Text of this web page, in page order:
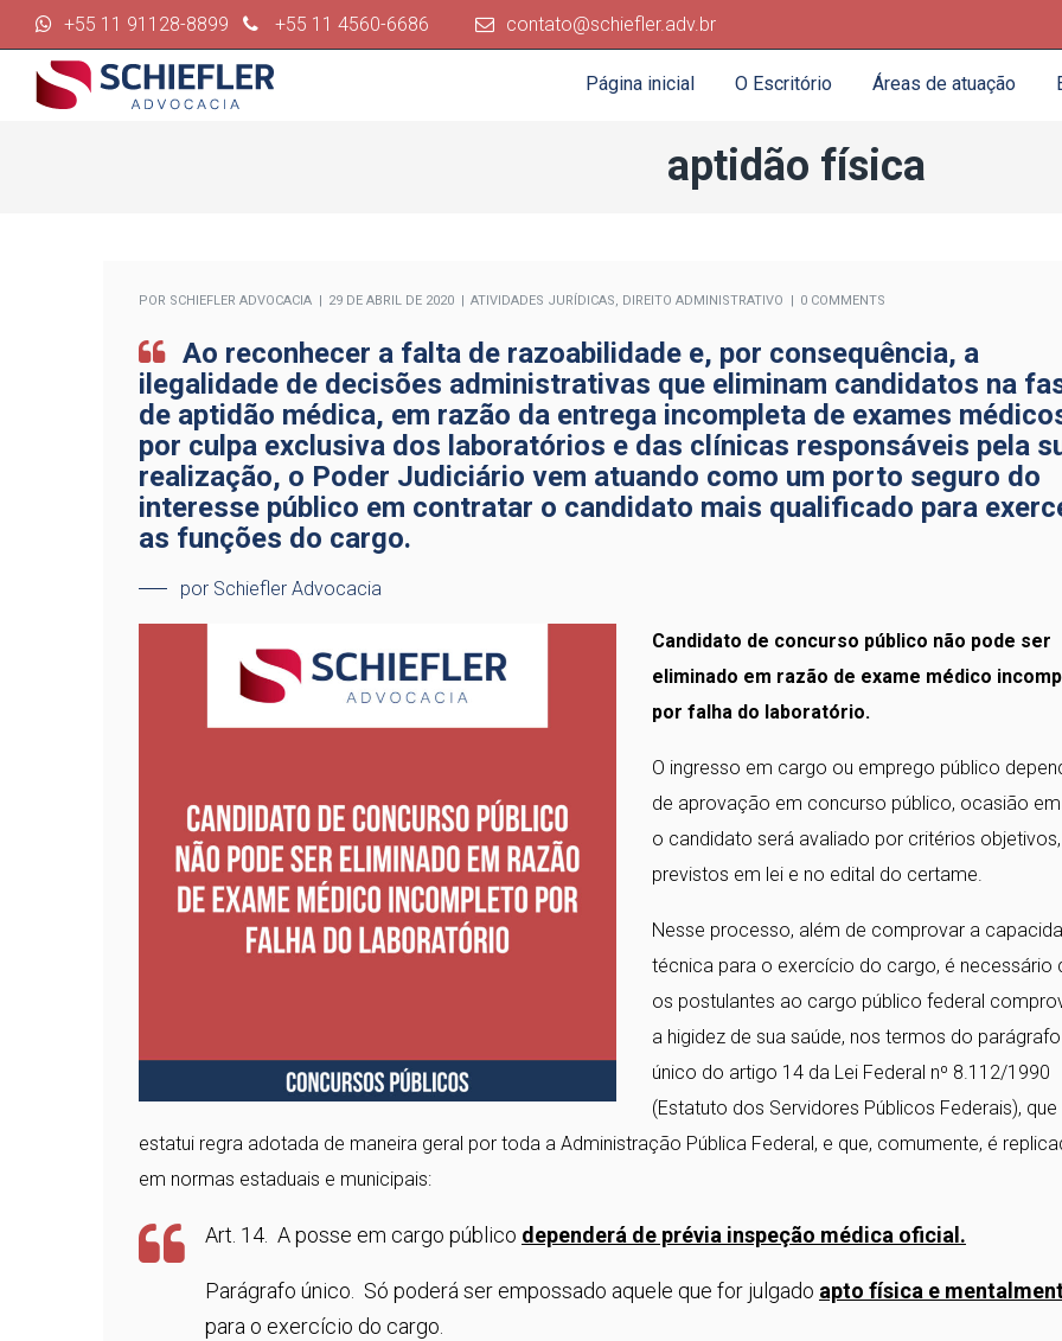
+55 11 91128-8899 +55 11 4560-6686 contato@schiefler.adv.br
Página inicial O Escritório Áreas de atuação
aptidão física
POR SCHIEFLER ADVOCACIA 29 DE ABRIL DE 2020 ATIVIDADES JURÍDICAS, DIREITO ADMINISTRATIVO 0 COMMENTS
Ao reconhecer a falta de razoabilidade e, por consequência, a
ilegalidade de decisões administrativas que eliminam candidatos na
de aptidão médica, em razão da entrega incompleta de exames
por culpa exclusiva dos laboratórios e das clínicas responsáveis pela
realização, o Poder Judiciário vem atuando como um porto seguro do
interesse público em contratar o candidato mais qualificado para
as funções do cargo.
por Schiefler Advocacia
Candidato de concurso público não pode ser
eliminado em razão de exame médico
por falha do laboratório.
O ingresso em cargo ou emprego público
de aprovação em concurso público, ocasião
o candidato será avaliado por critérios objetivos,
previstos em lei e no edital do certame.
Nesse processo, além de comprovar a
técnica para o exercício do cargo, é necessário
os postulantes ao cargo público federal
a higidez de sua saúde, nos termos do parágrafo
único do artigo 14 da Lei Federal nº 8.112/1990
(Estatuto dos Servidores Públicos Federais), que
estatui regra adotada de maneira geral por toda a Administração Pública Federal, e que, comumente, é
em normas estaduais e municipais:
Art. 14. A posse em cargo público dependerá de prévia inspeção médica oficial.
Parágrafo único. Só poderá ser empossado aquele que for julgado apto física e
para o exercício do cargo.